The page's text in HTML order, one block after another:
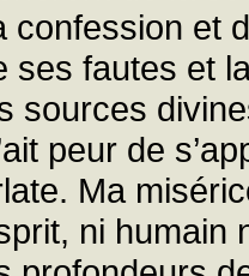
confession et
ses fautes et
sources
peur de
Ma
ni